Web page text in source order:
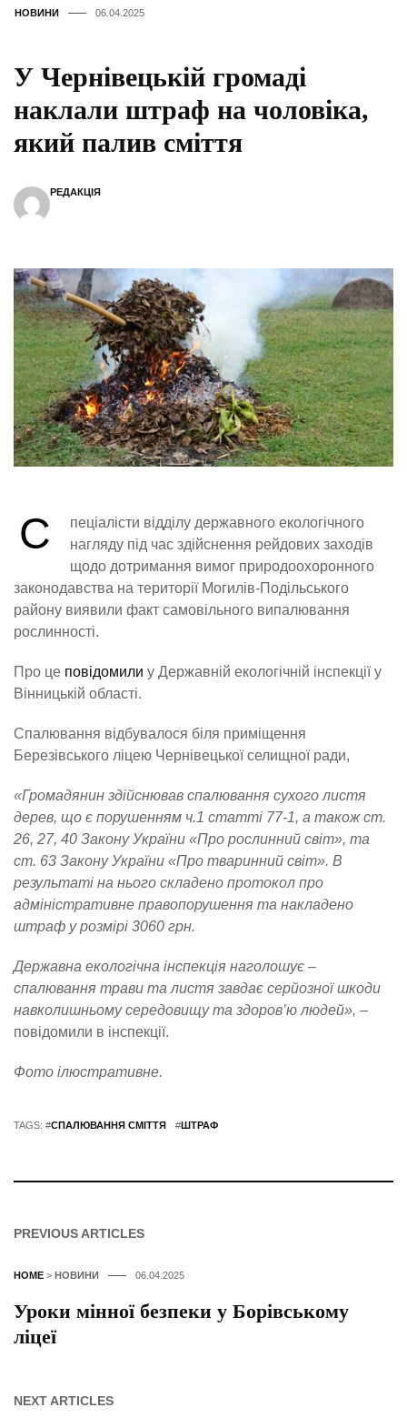
НОВИНИ 06.04.2025
У Чернівецькій громаді
наклали штраф на чоловіка,
який палив сміття
РЕДАКЦІЯ
С
пеціалісти відділу державного екологічного
нагляду під час здійснення рейдових заходів
щодо дотримання вимог природоохоронного
законодавства на території Могилів-Подільського
району виявили факт самовільного випалювання
рослинності.
Про це повідомили у Державній екологічній інспекції у
Вінницькій області.
Спалювання відбувалося біля приміщення
Березівського ліцею Чернівецької селищної ради,
«Громадянин здійснював спалювання сухого листя
дерев, що є порушенням ч.1 статті 77-1, а також ст.
26, 27, 40 Закону України «Про рослинний світ», та
ст. 63 Закону України «Про тваринний світ». В
результаті на нього складено протокол про
адміністративне правопорушення та накладено
штраф у розмірі 3060 грн.
Державна екологічна інспекція наголошує –
спалювання трави та листя завдає серйозної шкоди
навколишньому середовищу та здоров’ю людей», –
повідомили в інспекції.
Фото ілюстративне.
TAGS: #СПАЛЮВАННЯ СМІТТЯ #ШТРАФ
PREVIOUS ARTICLES
HOME > НОВИНИ 06.04.2025
Уроки мінної безпеки у Борівському
ліцеї
NEXT ARTICLES